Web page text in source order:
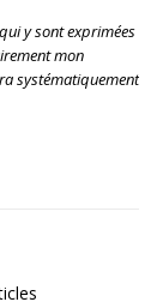
y sont exprimées
mon
systématiquement